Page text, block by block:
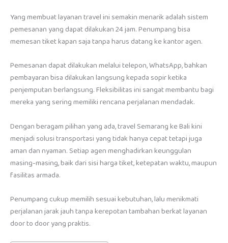
Yang membuat layanan travel ini semakin menarik adalah sistem
pemesanan yang dapat dilakukan 24 jam. Penumpang bisa
memesan tiket kapan saja tanpa harus datang ke kantor agen.
Pemesanan dapat dilakukan melalui telepon, WhatsApp, bahkan
pembayaran bisa dilakukan langsung kepada sopir ketika
penjemputan berlangsung. Fleksibilitas ini sangat membantu bagi
mereka yang sering memiliki rencana perjalanan mendadak.
Dengan beragam pilihan yang ada, travel Semarang ke Bali kini
menjadi solusi transportasi yang tidak hanya cepat tetapi juga
aman dan nyaman. Setiap agen menghadirkan keunggulan
masing-masing, baik dari sisi harga tiket, ketepatan waktu, maupun
fasilitas armada.
Penumpang cukup memilih sesuai kebutuhan, lalu menikmati
perjalanan jarak jauh tanpa kerepotan tambahan berkat layanan
door to door yang praktis.